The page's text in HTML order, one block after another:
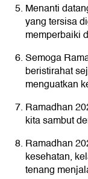
Menanti
yang tersisa
memperbaiki
Semoga
beristirahat
menguatkan
Ramadhan
kita sambut
Ramadhan
kesehatan,
tenang